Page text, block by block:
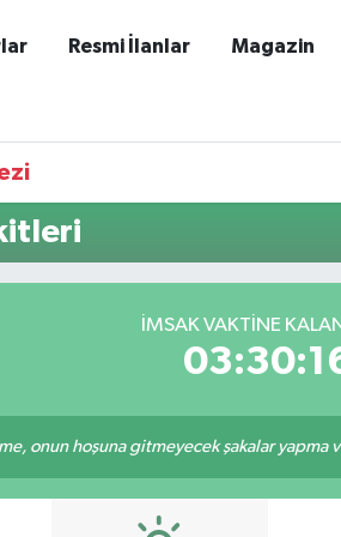
Resmi İlanlar Magazin
İMSAK VAKTINE
onun hoşuna gitmeyecek şakalar